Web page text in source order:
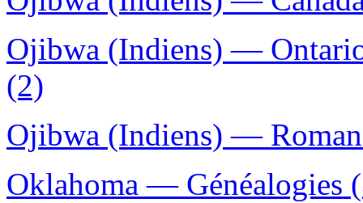
Ojibwa (Indiens) —
(2)
Ojibwa (Indiens) —
Oklahoma — Généalogies